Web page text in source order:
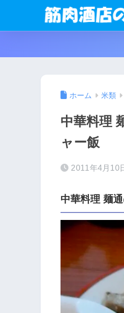
ホーム 米類
中華料理
ャー飯
2011年4月10
中華料理 麺